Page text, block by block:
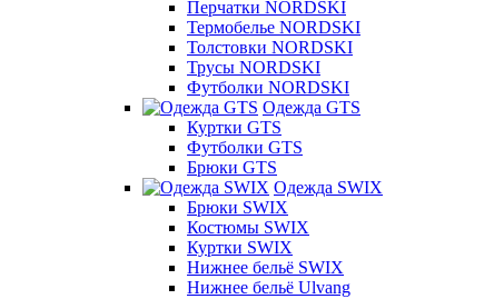
Перчатки NORDSKI
Термобелье NORDSKI
Толстовки NORDSKI
Трусы NORDSKI
Футболки NORDSKI
Одежда GTS
Куртки GTS
Футболки GTS
Брюки GTS
Одежда SWIX
Брюки SWIX
Костюмы SWIX
Куртки SWIX
Нижнее бельё SWIX
Нижнее бельё Ulvang